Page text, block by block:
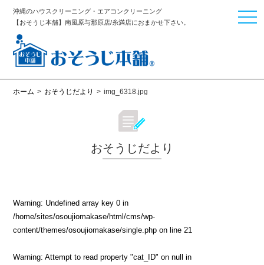
沖縄のハウスクリーニング・エアコンクリーニング
【おそうじ本舗】南風原与那原店/糸満店におまかせ下さい。
ホーム > おそうじだより > img_6318.jpg
おそうじだより
Warning: Undefined array key 0 in
/home/sites/osoujiomakase/html/cms/wp-
content/themes/osoujiomakase/single.php on line 21
Warning: Attempt to read property "cat_ID" on null in